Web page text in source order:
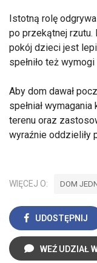
Istotną rolę
po przekątnej rzutu.
pokój dzieci jest
spełniło też
Aby dom dawał
spełniał
terenu oraz
wyraźnie oddzieliły
WIĘCEJ O: DOM
UDOSTĘPNIJ
WEŹ UDZIAŁ